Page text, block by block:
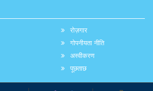
रोज़गार
गोपनीयता नीति
अस्वीकरण
पूछताछ